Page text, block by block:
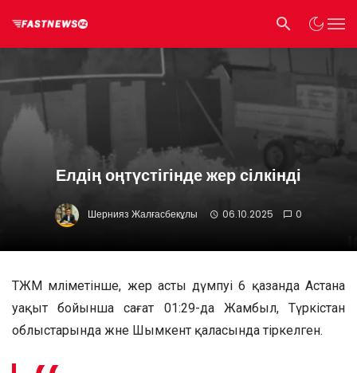
Елдің оңтүстігінде жер сілкінді
Шернияз Жалғасбекұлы 06.10.2025 0
ТЖМ мәліметінше, жер асты дүмпуі 6 қазанда Астана
уақыт бойынша сағат 01:29-да Жамбыл, Түркістан
облыстарында және Шымкент қаласында тіркелген.